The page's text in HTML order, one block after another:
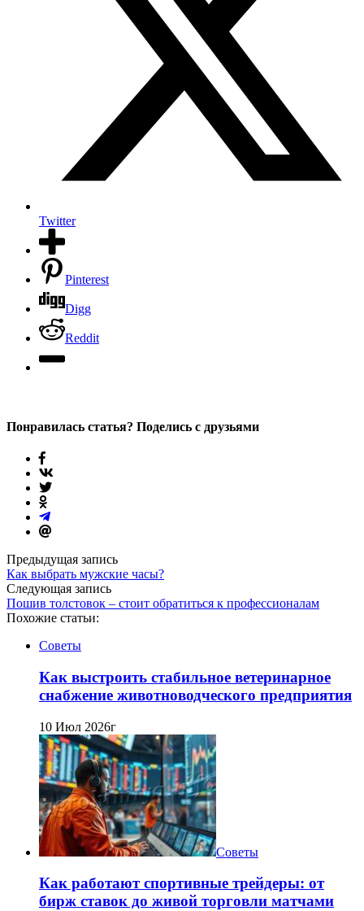
Twitter
Pinterest
Digg
Reddit
Понравилась статья? Поделись с друзьями
Предыдущая запись
Как выбрать мужские часы?
Следующая запись
Пошив толстовок – стоит обратиться к профессионалам
Похожие статьи:
Советы
Как выстроить стабильное ветеринарное
снабжение животноводческого предприятия
10 Июл 2026г
Советы
Как работают спортивные трейдеры: от
бирж ставок до живой торговли матчами